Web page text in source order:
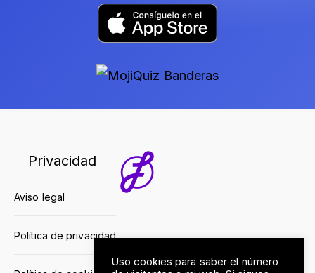
Privacidad
Aviso legal
Política de privacidad
Uso cookies para saber el número